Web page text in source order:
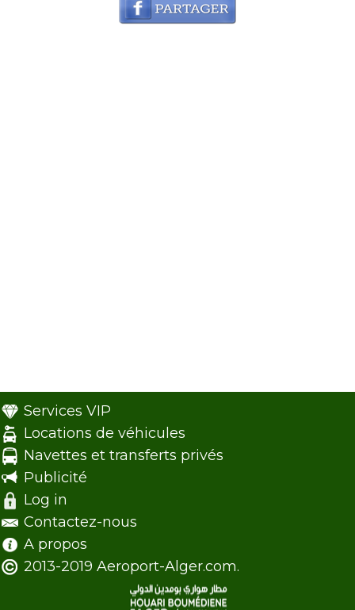
Services VIP
Locations de véhicules
Navettes et transferts privés
Publicité
Log in
Contactez-nous
A propos
2013-2019 Aeroport-Alger.com.